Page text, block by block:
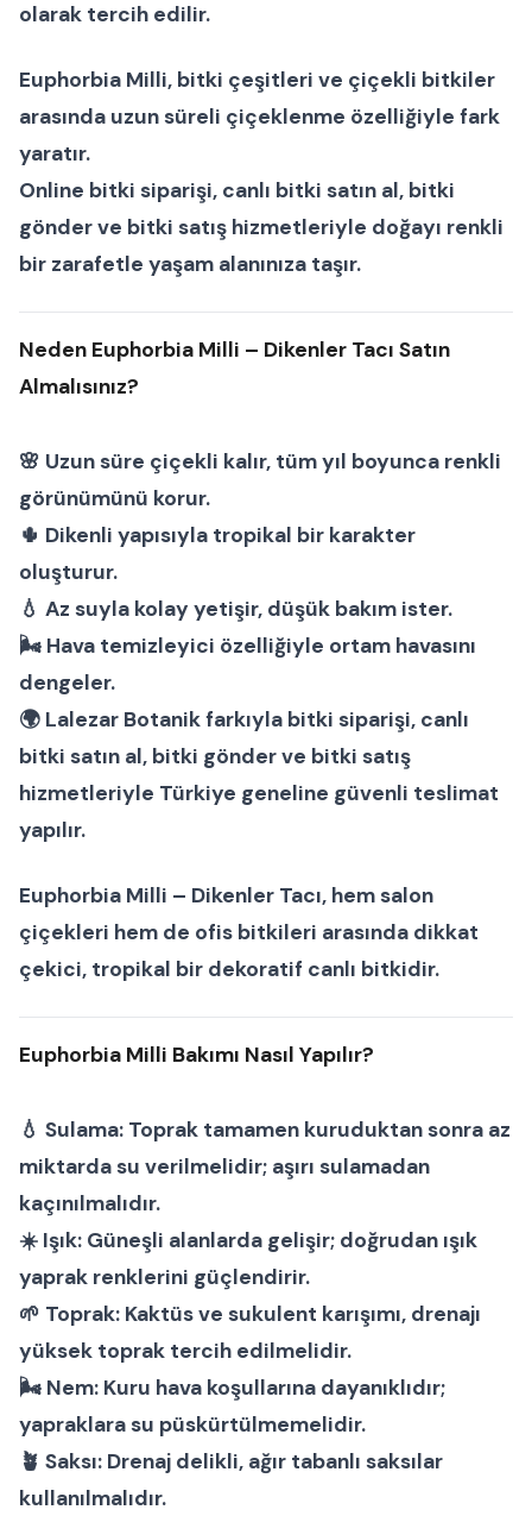
olarak tercih edilir.
Euphorbia Milli, bitki çeşitleri ve çiçekli bitkiler
arasında uzun süreli çiçeklenme özelliğiyle fark
yaratır.
Online bitki siparişi, canlı bitki satın al, bitki
gönderve bitki satış hizmetleriyle doğayı renkli
bir zarafetle yaşam alanınıza taşır.
Neden Euphorbia Milli – Dikenler Tacı Satın
Almalısınız?
🌸 Uzun süre çiçekli kalır, tüm yıl boyunca renkli
görünümünü korur.
🌵 Dikenli yapısıyla tropikal bir karakter
oluşturur.
💧 Az suyla kolay yetişir, düşük bakım ister.
🌬 Hava temizleyici özelliğiyle ortam havasını
dengeler.
🌍 Lalezar Botanik farkıyla bitki siparişi, canlı
bitki satın al, bitki gönderve bitki satış
hizmetleriyle Türkiye geneline güvenli teslimat
yapılır.
Euphorbia Milli – Dikenler Tacı, hemsalon
çiçekleri hem de ofis bitkileri arasında dikkat
çekici, tropikal bir dekoratif canlı bitkidir.
Euphorbia Milli Bakımı Nasıl Yapılır?
💧 Sulama: Toprak tamamen kuruduktan sonra az
miktarda su verilmelidir; aşırı sulamadan
kaçınılmalıdır.
☀️ Işık: Güneşli alanlarda gelişir; doğrudan ışık
yaprak renklerini güçlendirir.
🌱 Toprak: Kaktüs ve sukulent karışımı, drenajı
yüksek toprak tercih edilmelidir.
🌬 Nem: Kuru hava koşullarına dayanıklıdır;
yapraklara su püskürtülmemelidir.
🪴 Saksı: Drenaj delikli, ağır tabanlı saksılar
kullanılmalıdır.